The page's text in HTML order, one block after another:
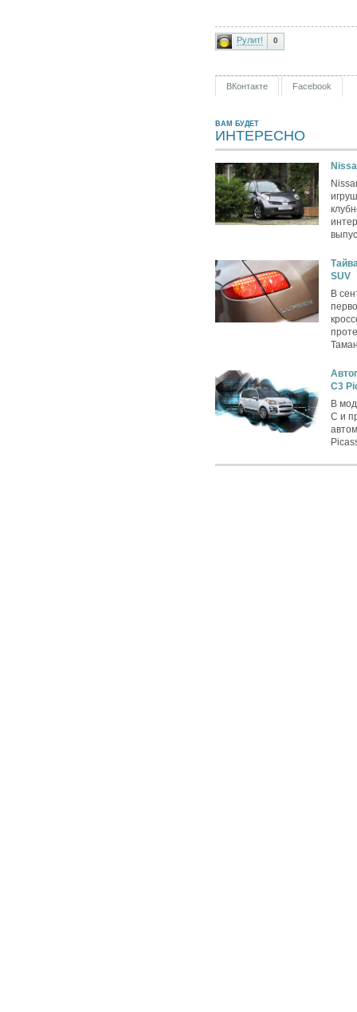
Рулит! 0
ВКонтакте Facebook
ВАМ БУДЕТ
ИНТЕРЕСНО
SUV
В
C3
В
C и